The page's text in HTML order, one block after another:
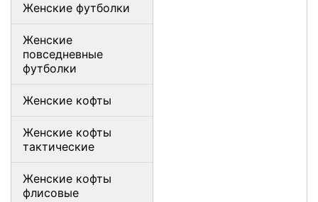
Женские футболки
Женские
повседневные
футболки
Женские кофты
Женские кофты
тактические
Женские кофты
флисовые